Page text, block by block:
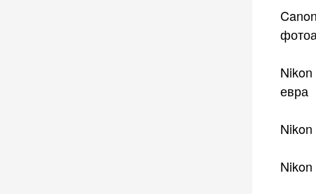
евра